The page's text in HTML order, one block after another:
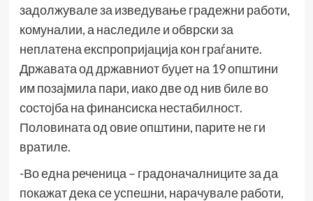
задолжувале за изведување градежни работи,
комуналии, а наследиле и обврски за
неплатена експропријација кон граѓаните.
Државата од државниот буџет на 19 општини
им позајмила пари, иако две од нив биле во
состојба на финансиска нестабилност.
Половината од овие општини, парите не ги
вратиле.
-Во една реченица – градоначалниците за да
покажат дека се успешни, нарачувале работи,